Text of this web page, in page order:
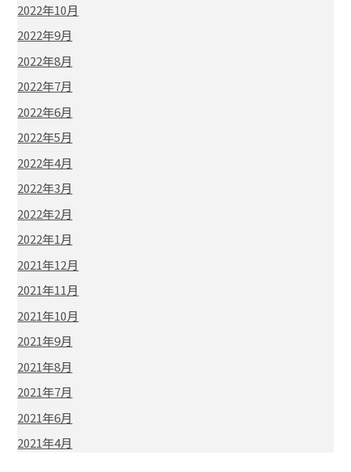
2022年10月
2022年9月
2022年8月
2022年7月
2022年6月
2022年5月
2022年4月
2022年3月
2022年2月
2022年1月
2021年12月
2021年11月
2021年10月
2021年9月
2021年8月
2021年7月
2021年6月
2021年4月